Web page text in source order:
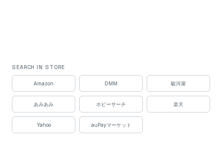
SEARCH IN STORE
Amazon DMM 駿河屋
あみあみ ホビーサーチ 楽天
Yahoo auPayマーケット